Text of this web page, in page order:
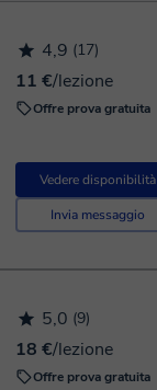
4,9 (17)
11 €/lezione
Offre prova gratuita
Vedere disponibilità
Invia messaggio
5,0 (9)
18 €/lezione
Offre prova gratuita